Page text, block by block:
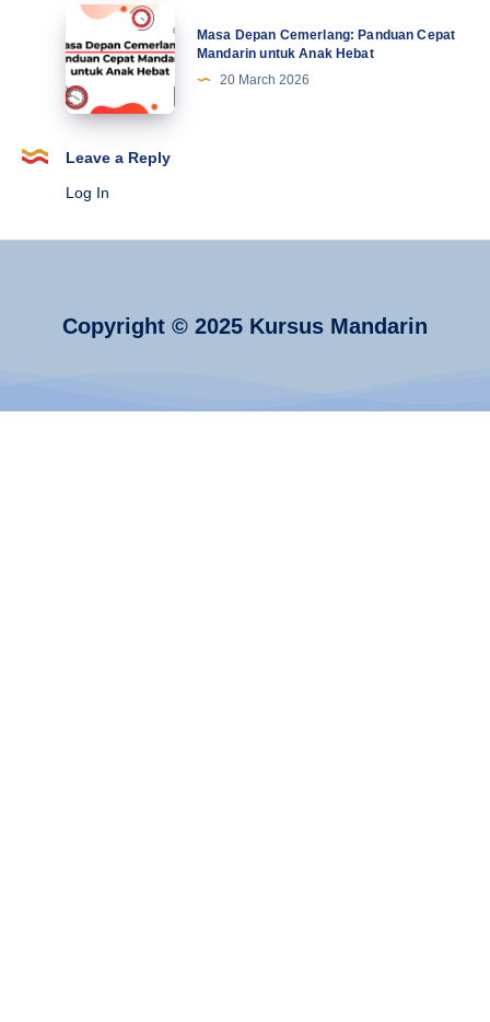
Rahasia
dari
Jejak
Sejarahnya
Masa
Depan
Cemerlang:
Panduan
Cepat
Mandarin
Masa Depan Cemerlang: Panduan Cepat
Mandarin untuk Anak Hebat
20 March 2026
Leave a Reply
Log In
Copyright © 2025 Kursus Mandarin